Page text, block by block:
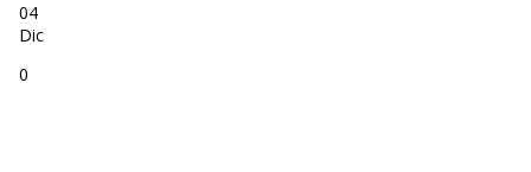
04
Dic
0